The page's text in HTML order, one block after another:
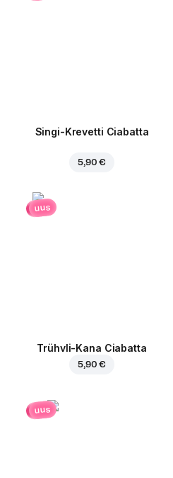
Singi-Krevetti Ciabatta
5,90 €
uus
Trühvli-Kana Ciabatta
5,90 €
uus